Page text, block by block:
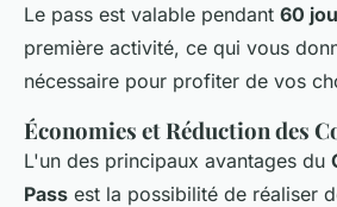
Le pass est valable pendant 60
première activité, ce qui vous
nécessaire pour profiter de vos
Économies et Réduction des
L'un des principaux avantages du
Pass est la possibilité de réaliser